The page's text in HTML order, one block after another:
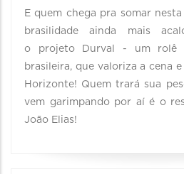
E quem chega pra somar
brasilidade ainda mais
o projeto Durval - um rolê
brasileira, que valoriza a cena
Horizonte! Quem trará sua
vem garimpando por aí é o
João Elias!